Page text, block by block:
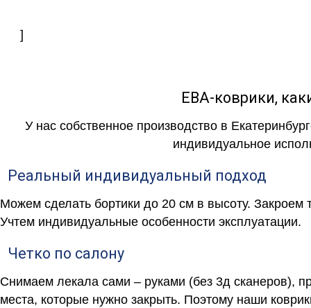
]
ЕВА-коврики,
У нас собственное производство в
индивидуальное
Реальный индивидуальный подход
Можем сделать бортики до 20 см в высоту.
Учтем индивидуальные особенности эксплуатации.
Четко по салону
Снимаем лекала сами – руками (без 3д сканеров),
места, которые нужно закрыть. Поэтому наши